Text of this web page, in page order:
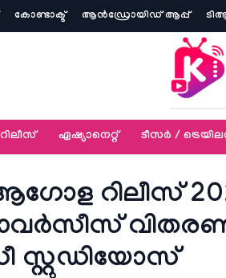
കോണ്ടാക്ട് ആൻഡ്രോയിഡ് ആപ്പ്
റിലീസ് ഏഷ്യാനെറ്റ്‌ ടീസര്‍ /
റിലീസ്
ഓവർസീസ്
സ്റ്റുഡിയോസ്